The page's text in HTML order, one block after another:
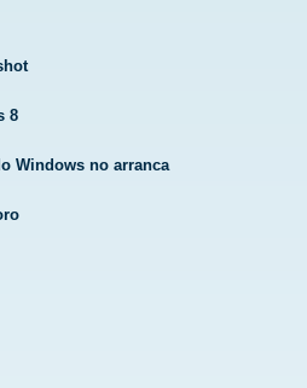
8
Windows no arranca